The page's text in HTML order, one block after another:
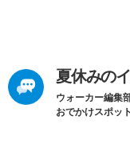
夏休みの
ウォーカー編集
おでかけスポット